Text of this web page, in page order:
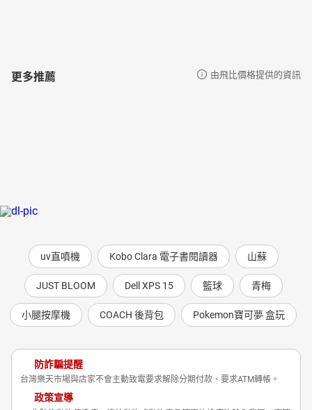
更多推薦 由飛比價格提供的資訊
uv直噴機 Kobo Clara 電子書閱讀器 山蘇
JUST BLOOM Dell XPS 15 籃球 青梅
小腿按摩機 COACH 後背包 Pokemon寶可夢 盒玩
防詐騙提醒
台灣樂天市場與店家不會主動致電要求解除分期付款、要求ATM轉帳。
政策宣導